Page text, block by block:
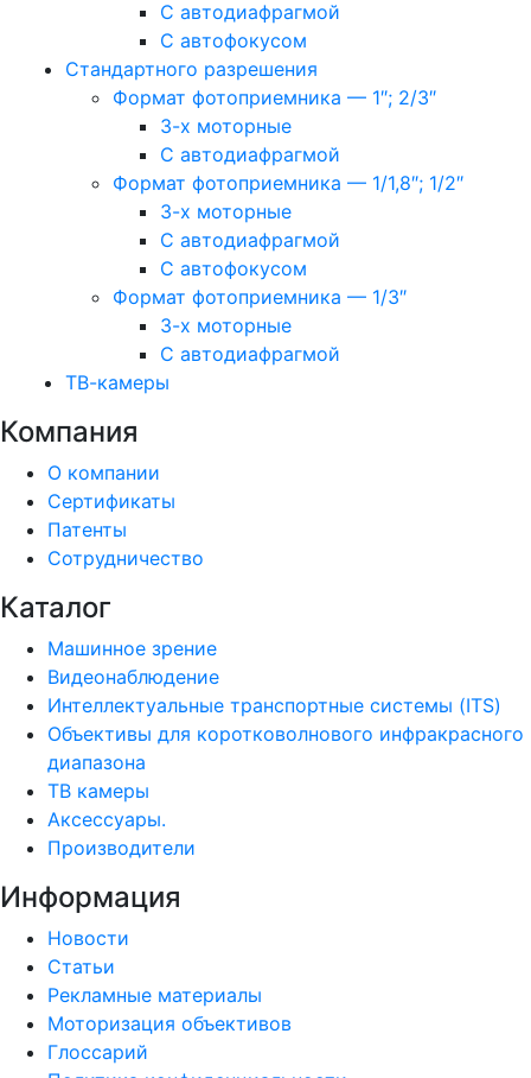
С автодиафрагмой
С автофокусом
Стандартного разрешения
Формат фотоприемника — 1″; 2/3″
3-х моторные
С автодиафрагмой
Формат фотоприемника — 1/1,8″; 1/2″
3-х моторные
С автодиафрагмой
С автофокусом
Формат фотоприемника — 1/3″
3-х моторные
С автодиафрагмой
ТВ-камеры
Компания
О компании
Сертификаты
Патенты
Сотрудничество
Каталог
Машинное зрение
Видеонаблюдение
Интеллектуальные транспортные системы (ITS)
Объективы для коротковолнового инфракрасного
диапазона
ТВ камеры
Аксессуары.
Производители
Информация
Новости
Статьи
Рекламные материалы
Моторизация объективов
Глоссарий